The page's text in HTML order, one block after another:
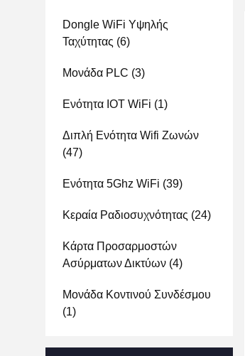
Dongle WiFi Υψηλής
Ταχύτητας (6)
Μονάδα PLC (3)
Ενότητα IOT WiFi (1)
Διπλή Ενότητα Wifi Ζωνών
(47)
Ενότητα 5Ghz WiFi (39)
Κεραία Ραδιοσυχνότητας (24)
Κάρτα Προσαρμοστών
Ασύρματων Δικτύων (4)
Μονάδα Κοντινού Συνδέσμου
(1)